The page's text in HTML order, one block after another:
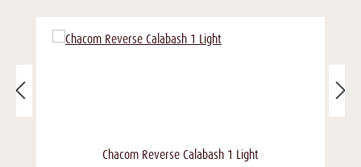
Chacom Reverse Calabash 1 Light